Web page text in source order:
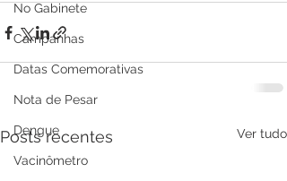
No Gabinete
Campanhas
Datas Comemorativas
Nota de Pesar
Dengue
Vacinômetro
Posts recentes Ver tudo